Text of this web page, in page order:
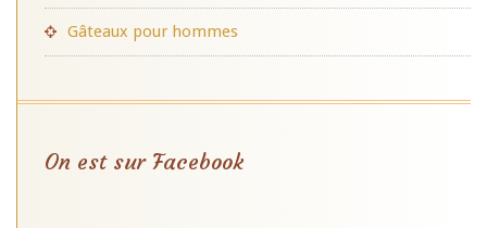
Gâteaux pour hommes
On est sur Facebook